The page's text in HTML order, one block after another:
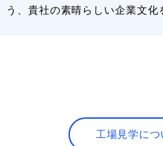
う、貴社の素晴らしい企業文化
工場見学に